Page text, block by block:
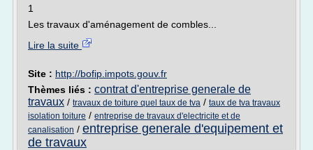
1
Les travaux d'aménagement de combles...
Lire la suite
Site : http://bofip.impots.gouv.fr
Thèmes liés : contrat d'entreprise generale de
travaux / travaux de toiture quel taux de tva / taux de tva travaux
isolation toiture / entreprise de travaux d'electricite et de
canalisation / entreprise generale d'equipement et
de travaux